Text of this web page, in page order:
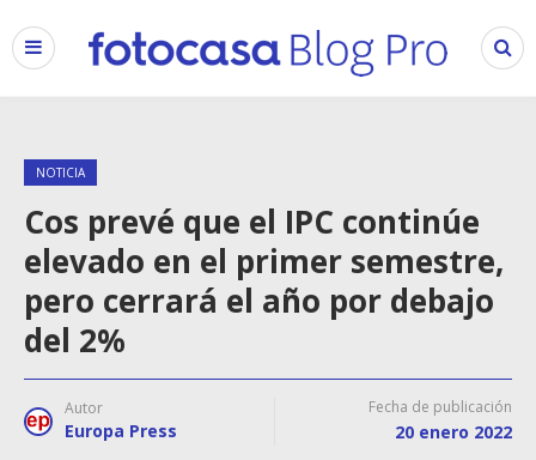
NOTICIA
Cos prevé que el IPC continúe
elevado en el primer semestre,
pero cerrará el año por debajo
del 2%
Autor
Europa Press
Fecha de publicación
20 enero 2022